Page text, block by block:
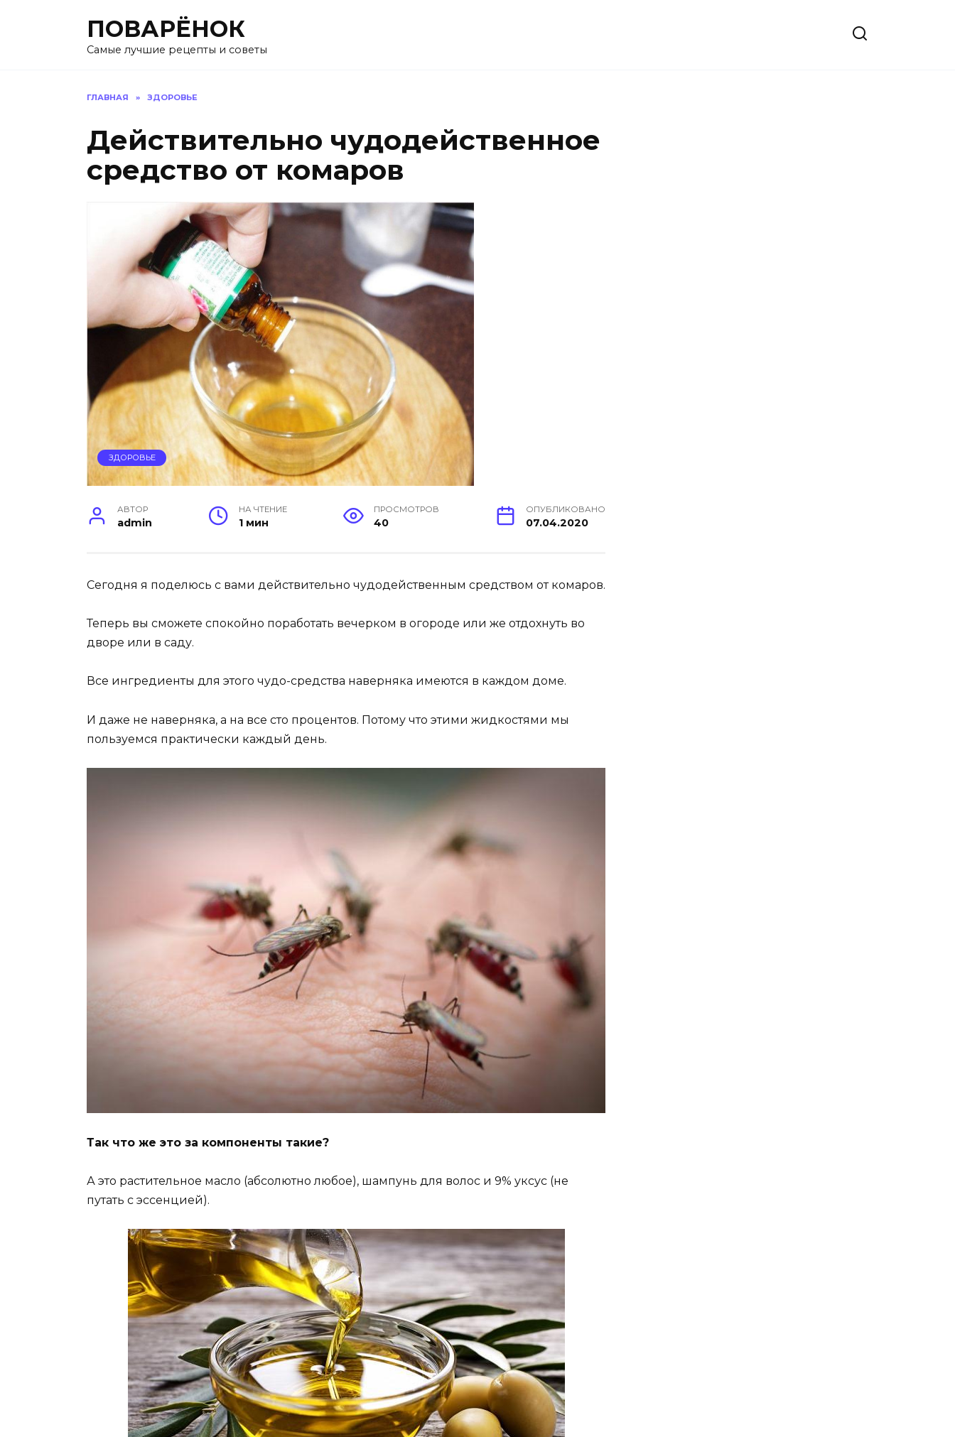
ПОВАРЁНОК
Самые лучшие рецепты и советы
ГЛАВНАЯ » ЗДОРОВЬЕ
Действительно чудодейственное
средство от комаров
ЗДОРОВЬЕ
АВТОР
admin
НА ЧТЕНИЕ
1 мин
ПРОСМОТРОВ
40
ОПУБЛИКОВАНО
07.04.2020
Сегодня я поделюсь с вами действительно чудодейственным средством от комаров.
Теперь вы сможете спокойно поработать вечерком в огороде или же отдохнуть во
дворе или в саду.
Все ингредиенты для этого чудо-средства наверняка имеются в каждом доме.
И даже не наверняка, а на все сто процентов. Потому что этими жидкостями мы
пользуемся практически каждый день.
Так что же это за компоненты такие?
А это растительное масло (абсолютно любое), шампунь для волос и 9% уксус (не
путать с эссенцией).